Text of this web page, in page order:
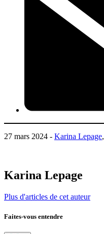
27 mars 2024 - Karina Lepage,
Karina Lepage
Plus d'articles de cet auteur
Faites-vous entendre